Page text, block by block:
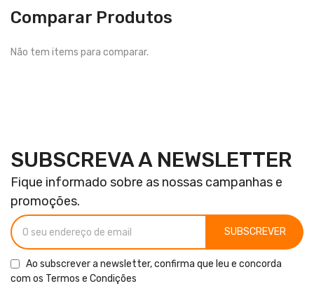
Comparar Produtos
Não tem items para comparar.
SUBSCREVA A NEWSLETTER
Fique informado sobre as nossas campanhas e
promoções.
SUBSCREVER
Ao subscrever a newsletter, confirma que leu e concorda
com os Termos e Condições